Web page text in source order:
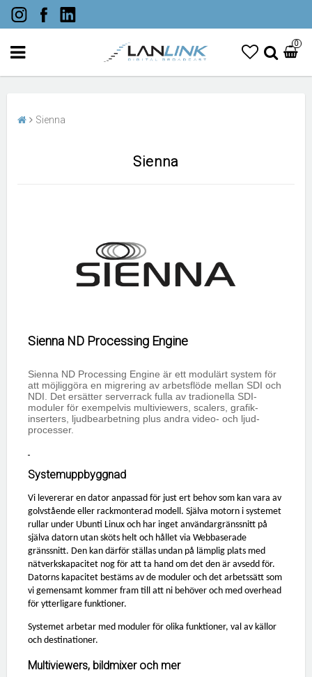
0
Sienna
Sienna
Sienna ND Processing Engine
Sienna ND Processing Engine är ett modulärt system för
att möjliggöra en migrering av arbetsflöde mellan SDI och
NDI. Det ersätter serverrack fulla av tradionella SDI-
moduler för exempelvis multiviewers, scalers, grafik-
inserters, ljudbearbetning plus andra video- och ljud-
processer.
Systemuppbyggnad
Vi levererar en dator anpassad för just ert behov som kan vara av
golvstående eller rackmonterad modell. Själva motorn i systemet
rullar under Ubunti Linux och har inget användargränssnitt på
själva datorn utan sköts helt och hållet via Webbaserade
gränssnitt. Den kan därför ställas undan på lämplig plats med
nätverkskapacitet nog för att ta hand om det den är avsedd för.
Datorns kapacitet bestäms av de moduler och det arbetssätt som
vi gemensamt kommer fram till att ni behöver och med overhead
för ytterligare funktioner.
Systemet arbetar med moduler för olika funktioner, val av källor
och destinationer.
Multiviewers, bildmixer och mer